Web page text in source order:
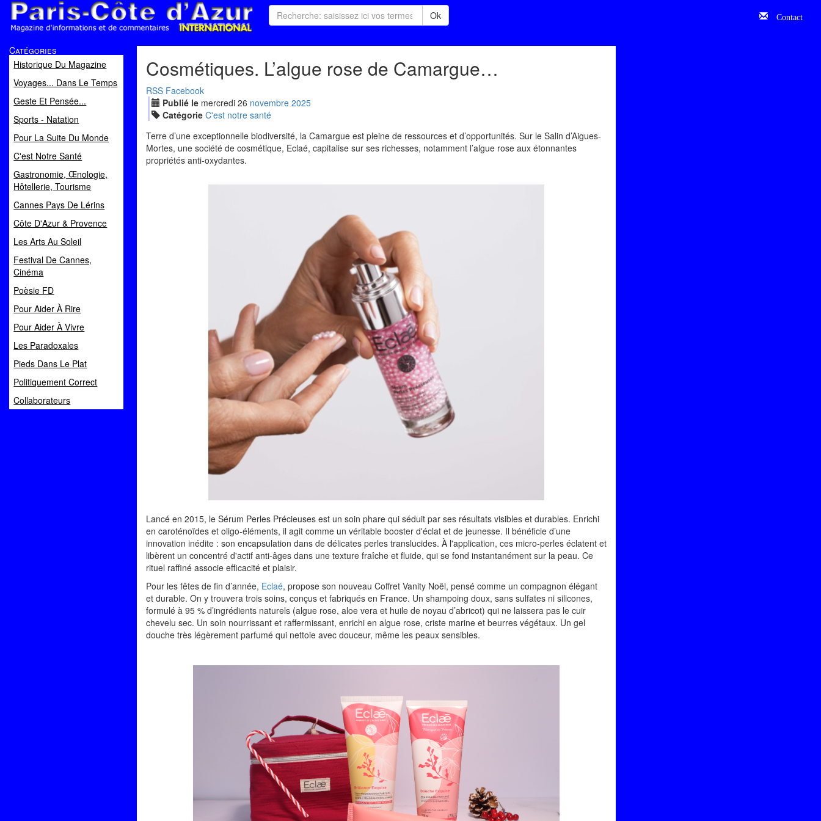
Magazine d'informations et de commentaires
Ok Contact
Catégories
Historique Du Magazine
Voyages... Dans Le Temps
Geste Et Pensée...
Sports - Natation
Pour La Suite Du Monde
C'est Notre Santé
Gastronomie, Œnologie,
Hôtellerie, Tourisme
Cannes Pays De Lérins
Côte D'Azur & Provence
Les Arts Au Soleil
Festival De Cannes,
Cinéma
Poèsie FD
Pour Aider À Rire
Pour Aider À Vivre
Les Paradoxales
Pieds Dans Le Plat
Politiquement Correct
Collaborateurs
Cosmétiques. L’algue rose de Camargue…
RSS Facebook
Publié le mercredi 26 novembre 2025
Catégorie C'est notre santé
Terre d’une exceptionnelle biodiversité, la Camargue est pleine de ressources et d’opportunités. Sur le Salin d’Aigues-
Mortes, une société de cosmétique, Eclaé, capitalise sur ses richesses, notamment l’algue rose aux étonnantes
propriétés anti-oxydantes.
Lancé en 2015, le Sérum Perles Précieuses est un soin phare qui séduit par ses résultats visibles et durables. Enrichi
en caroténoïdes et oligo-éléments, il agit comme un véritable booster d'éclat et de jeunesse. Il bénéficie d’une
innovation inédite : son encapsulation dans de délicates perles translucides. À l'application, ces micro-perles éclatent et
libèrent un concentré d'actif anti-âges dans une texture fraîche et fluide, qui se fond instantanément sur la peau. Ce
rituel raffiné associe efficacité et plaisir.
Pour les fêtes de fin d’année, Eclaé, propose son nouveau Coffret Vanity Noël, pensé comme un compagnon élégant
et durable. On y trouvera trois soins, conçus et fabriqués en France. Un shampoing doux, sans sulfates ni silicones,
formulé à 95 % d’ingrédients naturels (algue rose, aloe vera et huile de noyau d’abricot) qui ne laissera pas le cuir
chevelu sec. Un soin nourrissant et raffermissant, enrichi en algue rose, criste marine et beurres végétaux. Un gel
douche très légèrement parfumé qui nettoie avec douceur, même les peaux sensibles.